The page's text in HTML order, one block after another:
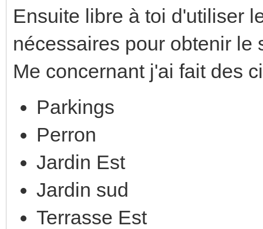
Ensuite libre à toi d'utiliser
nécessaires pour obtenir le
Me concernant j'ai fait des
Parkings
Perron
Jardin Est
Jardin sud
Terrasse Est